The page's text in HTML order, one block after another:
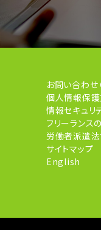
お問い合わせ
個人情報保
情報セキュリ
フリーランス
労働者派遣
サイトマップ
English